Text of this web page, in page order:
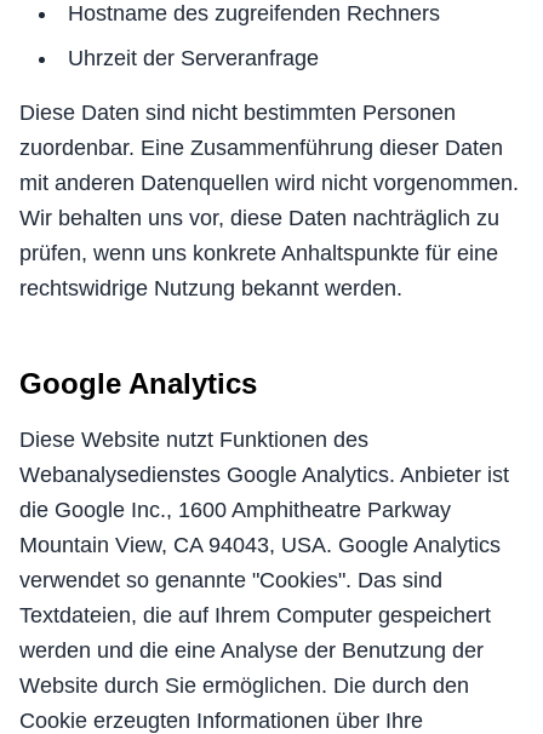
Hostname des zugreifenden Rechners
Uhrzeit der Serveranfrage
Diese Daten sind nicht bestimmten Personen
zuordenbar. Eine Zusammenführung dieser Daten
mit anderen Datenquellen wird nicht vorgenommen.
Wir behalten uns vor, diese Daten nachträglich zu
prüfen, wenn uns konkrete Anhaltspunkte für eine
rechtswidrige Nutzung bekannt werden.
Google Analytics
Diese Website nutzt Funktionen des
Webanalysedienstes Google Analytics. Anbieter ist
die Google Inc., 1600 Amphitheatre Parkway
Mountain View, CA 94043, USA. Google Analytics
verwendet so genannte "Cookies". Das sind
Textdateien, die auf Ihrem Computer gespeichert
werden und die eine Analyse der Benutzung der
Website durch Sie ermöglichen. Die durch den
Cookie erzeugten Informationen über Ihre